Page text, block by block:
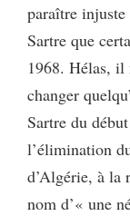
paraître injuste
Sartre que
1968. Hélas, il
changer
Sartre du
l’élimination
d’Algérie, à la
nom d’« une